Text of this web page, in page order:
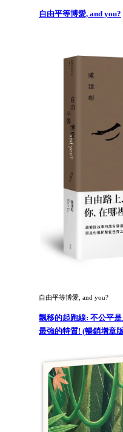
自由平等博愛, and you?
自由平等博愛, and you?
飄移的起跑線: 不公平
最強的特質! (暢銷增章